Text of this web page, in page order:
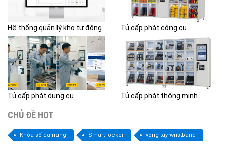
Hệ thống quản lý kho tự động Tủ cấp phát công cụ
Tủ cấp phát dụng cụ Tủ cấp phát thông minh
CHỦ ĐỀ HOT
Khóa số đa năng Smart locker vòng tay wristband